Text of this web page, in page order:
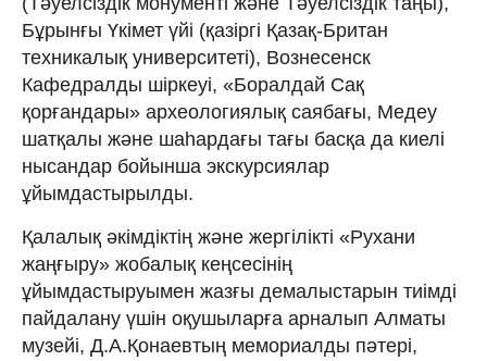
Бұрынғы Үкімет үйі (қазіргі Қазақ-Британ
техникалық университеті), Вознесенск
Кафедралды шіркеуі, «Боралдай Сақ
қорғандары» археологиялық саябағы, Медеу
шатқалы және шаһардағы тағы басқа да киелі
нысандар бойынша экскурсиялар
ұйымдастырылды.
Қалалық әкімдіктің және жергілікті «Рухани
жаңғыру» жобалық кеңсесінің
ұйымдастыруымен жазғы демалыстарын тиімді
пайдалану үшін оқушыларға арналып Алматы
музейі, Д.А.Қонаевтың мемориалды пәтері,